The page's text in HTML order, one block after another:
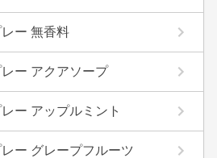
ー 無香料
ー アクアソープ
ー アップルミント
ー グレープフルーツ